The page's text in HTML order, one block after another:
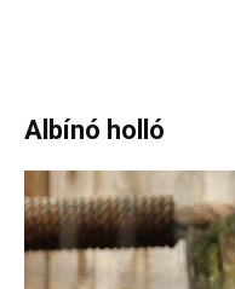
Albínó holló